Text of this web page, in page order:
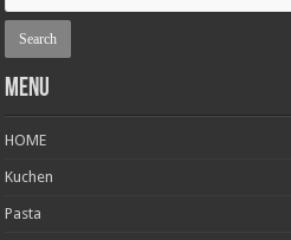
Menu
HOME
Kuchen
Pasta